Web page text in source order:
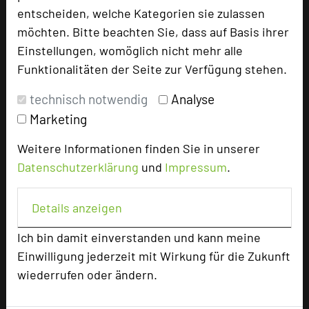
entscheiden, welche Kategorien sie zulassen
möchten. Bitte beachten Sie, dass auf Basis ihrer
Einstellungen, womöglich nicht mehr alle
Funktionalitäten der Seite zur Verfügung stehen.
technisch notwendig
Analyse
Marketing
Weitere Informationen finden Sie in unserer
Datenschutzerklärung und Impressum.
Details anzeigen
Ich bin damit einverstanden und kann meine
Einwilligung jederzeit mit Wirkung für die Zukunft
wiederrufen oder ändern.
Jetzt müssen Sie uns nur noch Ihre
Vorstellungen sagen und wir planen den Rest.
Parkhotel Schillerhain
Schillerhain 1
67292 Kirchheimbolanden